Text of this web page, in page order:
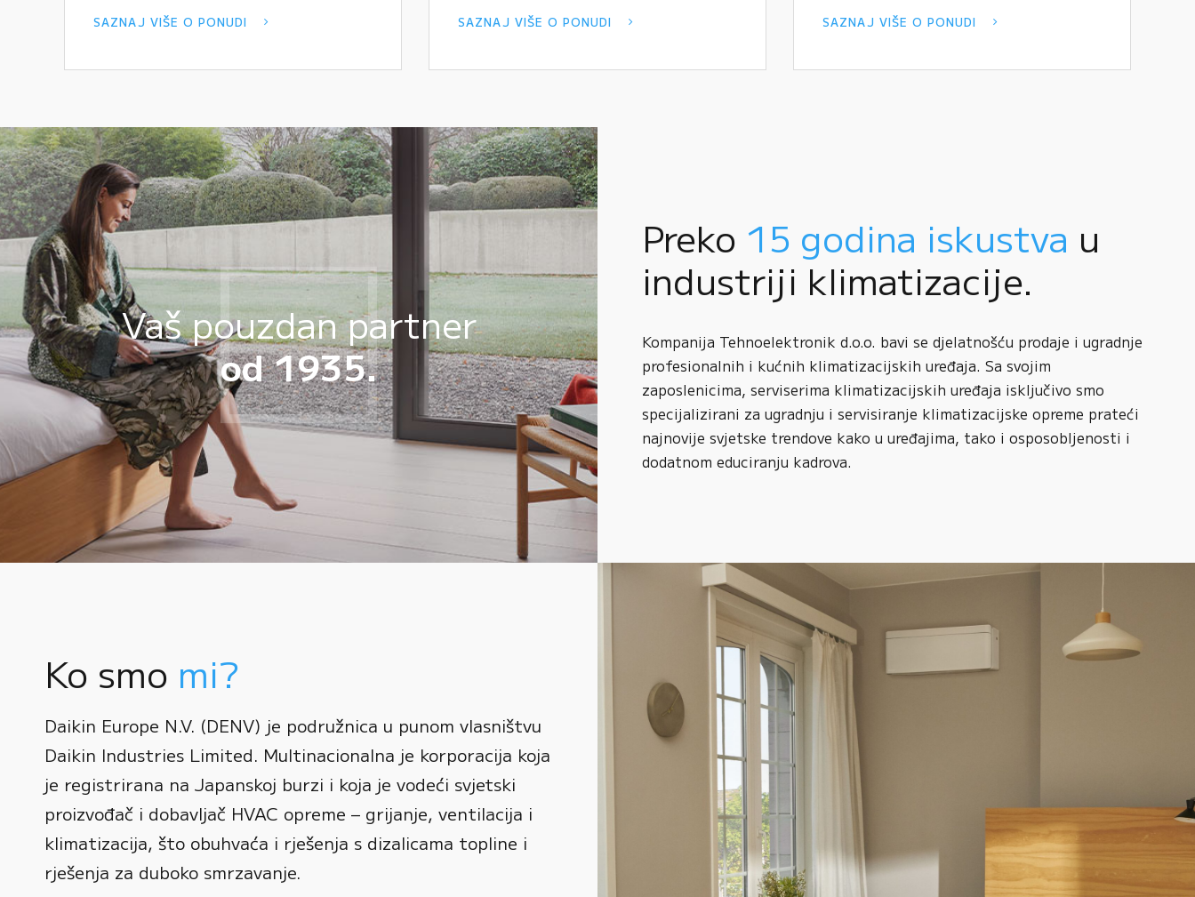
SAZNAJ VIŠE O PONUDI SAZNAJ VIŠE O PONUDI SAZNAJ VIŠE O PONUDI
Vaš pouzdan partner
od 1935.
Preko 15 godina iskustva u
industriji klimatizacije.
Kompanija Tehnoelektronik d.o.o. bavi se djelatnošću prodaje i ugradnje
profesionalnih i kućnih klimatizacijskih uređaja. Sa svojim
zaposlenicima, serviserima klimatizacijskih uređaja isključivo smo
specijalizirani za ugradnju i servisiranje klimatizacijske opreme prateći
najnovije svjetske trendove kako u uređajima, tako i osposobljenosti i
dodatnom educiranju kadrova.
Ko smo mi?
Daikin Europe N.V. (DENV) je podružnica u punom vlasništvu
Daikin Industries Limited. Multinacionalna je korporacija koja
je registrirana na Japanskoj burzi i koja je vodeći svjetski
proizvođač i dobavljač HVAC opreme – grijanje, ventilacija i
klimatizacija, što obuhvaća i rješenja s dizalicama topline i
rješenja za duboko smrzavanje.
0
1
2
3
4
0
1
2
3
0
1
2
0